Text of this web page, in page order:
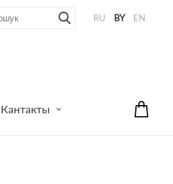
RU BY EN
Кантакты